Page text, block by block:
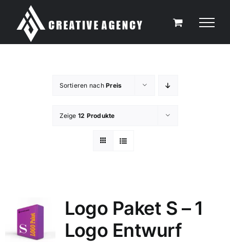
Inhalt
springen
Sortieren nachPreis
Zeige 12 Produkte
Logo Paket S – 1
Logo Entwurf